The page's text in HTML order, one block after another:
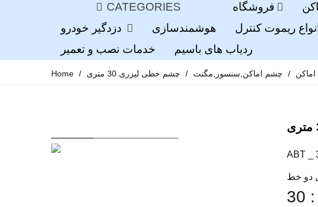
CATEGORIES فروشگاه
هوشمندسازی انواع ریموت کنترل
خدمات نصب و تعمیر
ردیاب های باسیم
Home / / چشم اماکن,سنسور,مگنت / چشم خطی لیزری 30 متری
ABT _
دو خط